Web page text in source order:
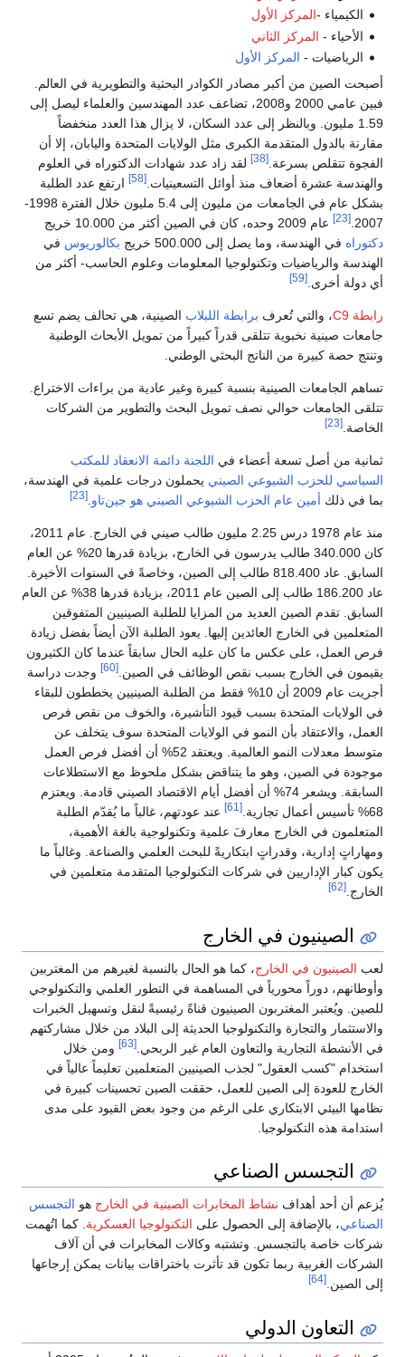
الكيمياء -المركز الأول
الأحياء - المركز الثاني
الرياضيات - المركز الأول
أصبحت الصين من أكبر مصادر الكوادر البحثية والتطويرية في العالم.
فبين عامي 2000 و2008، تضاعف عدد المهندسين والعلماء ليصل إلى
1.59 مليون. وبالنظر إلى عدد السكان، لا يزال هذا العدد منخفضاً
مقارنة بالدول المتقدمة الكبرى مثل الولايات المتحدة واليابان، إلا أن
الفجوة تتقلص بسرعة.[38]
لقد زاد عدد شهادات الدكتوراه في العلوم
والهندسة عشرة أضعاف منذ أوائل التسعينيات.[58]
ارتفع عدد الطلبة
بشكل عام في الجامعات من مليون إلى 5.4 مليون خلال الفترة 1998-
2007.
[23]
عام 2009 وحده، كان في الصين أكثر من 10.000 خريج
دكتوراه في الهندسة، وما يصل إلى 500.000 خريج بكالوريوس في
الهندسة والرياضيات وتكنولوجيا المعلومات وعلوم الحاسب- أكثر من
أي دولة أخرى.[59]
رابطة C9 ، والتي تُعرف برابطة اللبلاب الصينية، هي تحالف يضم تسع
جامعات صينية نخبوية تتلقى قدراً كبيراً من تمويل الأبحاث الوطنية
وتنتج حصة كبيرة من الناتج البحثي الوطني.
تساهم الجامعات الصينية بنسبة كبيرة وغير عادية من براءات الاختراع.
تتلقى الجامعات حوالي نصف تمويل البحث والتطوير من الشركات
الخاصة.[23]
ثمانية من أصل تسعة أعضاء في اللجنة دائمة الانعقاد للمكتب
السياسي للحزب الشيوعي الصيني يحملون درجات علمية في الهندسة،
بما في ذلك أمين عام الحزب الشيوعي الصيني هو جين‌تاو.
[23]
منذ عام 1978 درس 2.25 مليون طالب صيني في الخارج. عام 2011،
كان 340.000 طالب يدرسون في الخارج، بزيادة قدرها 20% عن العام
السابق. عاد 818.400 طالب إلى الصين، وخاصةً في السنوات الأخيرة.
عاد 186.200 طالب إلى الصين عام 2011، بزيادة قدرها 38% عن العام
السابق. تقدم الصين العديد من المزايا للطلبة الصينيين المتفوقين
المتعلمين في الخارج العائدين إليها. يعود الطلبة الآن أيضاً بفضل زيادة
فرص العمل، على عكس ما كان عليه الحال سابقاً عندما كان الكثيرون
يقيمون في الخارج بسبب نقص الوظائف في الصين.[60]
وجدت دراسة
أجريت عام 2009 أن 10% فقط من الطلبة الصينيين يخططون للبقاء
في الولايات المتحدة بسبب قيود التأشيرة، والخوف من نقص فرص
العمل، والاعتقاد بأن النمو في الولايات المتحدة سوف يتخلف عن
متوسط ​​معدلات النمو العالمية. ويعتقد 52% أن أفضل فرص العمل
موجودة في الصين، وهو ما يتناقض بشكل ملحوظ مع الاستطلاعات
السابقة. ويشعر 74% أن أفضل أيام الاقتصاد الصيني قادمة. ويعتزم
68% تأسيس أعمال تجارية.
[61]
عند عودتهم، غالباً ما يُقدّم الطلبة
المتعلمون في الخارج معارفَ علمية وتكنولوجية بالغة الأهمية،
ومهاراتٍ إدارية، وقدراتٍ ابتكاريةً للبحث العلمي والصناعة. وغالباً ما
يكون كبار الإداريين في شركات التكنولوجيا المتقدمة متعلمين في
الخارج.[62]
الصينيون في الخارج
لعب الصينيون في الخارج، كما هو الحال بالنسبة لغيرهم من المغتربين
وأوطانهم، دوراً محورياً في المساهمة في التطور العلمي والتكنولوجي
للصين. ويُعتبر المغتربون الصينيون قناةً رئيسيةً لنقل وتسهيل الخبرات
والاستثمار والتجارة والتكنولوجيا الحديثة إلى البلاد من خلال مشاركتهم
في الأنشطة التجارية والتعاون العام غير الربحي. [63]
ومن خلال
استخدام "كسب العقول" لجذب الصينيين المتعلمين تعليماً عالياً في
الخارج للعودة إلى الصين للعمل، حققت الصين تحسينات كبيرة في
نظامها البيئي الابتكاري على الرغم من وجود بعض القيود على مدى
استدامة هذه التكنولوجيا.
التجسس الصناعي
يُزعم أن أحد أهداف نشاط المخابرات الصينية في الخارج هو التجسس
الصناعي، بالإضافة إلى الحصول على التكنولوجيا العسكرية . كما اتُهمت
شركات خاصة بالتجسس. وتشتبه وكالات المخابرات في أن آلاف
الشركات الغربية ربما تكون قد تأثرت باختراقات بيانات يمكن إرجاعها
إلى الصين. [64]
التعاون الدولي